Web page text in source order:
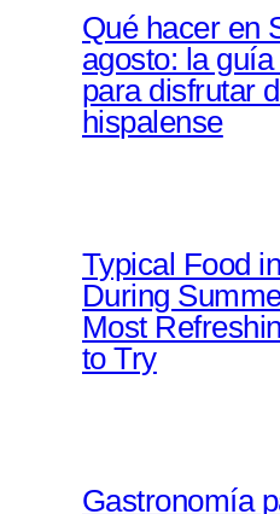
Qué hacer en
agosto: la
para disfrutar
hispalense
Typical Food
During
Most
to Try
Gastronomía